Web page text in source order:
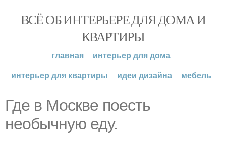
ВСЁ ОБ ИНТЕРЬЕРЕ ДЛЯ ДОМА И
КВАРТИРЫ
главная
интерьер для дома
интерьер для квартиры
идеи дизайна мебель
Где в Москве поесть
необычную еду.